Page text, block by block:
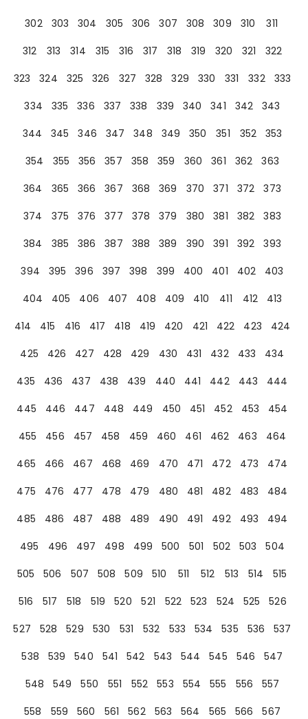
302
303 304 305 306 307 308 309 310
311
312
313 314 315 316 317 318 319 320 321
322
323
324 325 326 327 328 329 330 331 332
333
334
335 336 337 338 339 340 341 342
343
344
345 346 347 348 349 350 351 352
353
354
355 356 357 358 359 360 361 362
363
364
365 366 367 368 369 370 371 372
373
374
375 376 377 378 379 380 381 382
383
384
385 386 387 388 389 390 391 392
393
394
395 396 397 398 399 400 401 402
403
404
405 406 407 408 409 410 411 412
413
414
415 416 417 418 419 420 421 422 423
424
425
426 427 428 429 430 431 432 433
434
435
436 437 438 439 440 441 442 443
444
445
446 447 448 449 450 451 452 453
454
455
456 457 458 459 460 461 462 463
464
465
466 467 468 469 470 471 472 473
474
475
476 477 478 479 480 481 482 483
484
485
486 487 488 489 490 491 492 493
494
495
496 497 498 499 500 501 502 503
504
505
506 507 508 509 510 511 512 513 514
515
516
517 518 519 520 521 522 523 524 525
526
527
528 529 530 531 532 533 534 535 536
537
538
539 540 541 542 543 544 545 546
547
548
549 550 551 552 553 554 555 556
557
558
559 560 561 562 563 564 565 566
567